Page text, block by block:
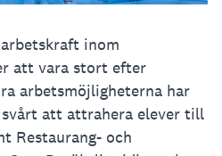
inom
att vara stort efter
arbetsmöjligheterna har
svårt att attrahera elever till
Restaurang- och